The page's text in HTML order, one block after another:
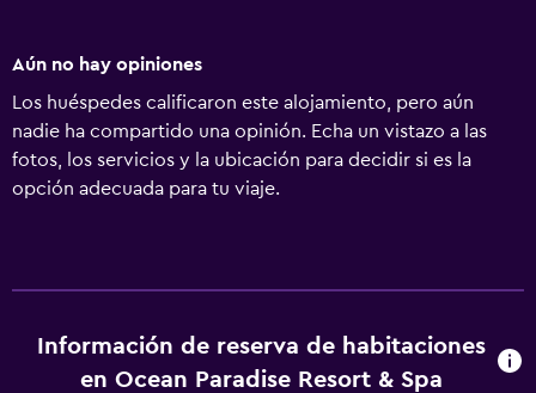
Aún no hay opiniones
Los huéspedes calificaron este alojamiento, pero aún
nadie ha compartido una opinión. Echa un vistazo a las
fotos, los servicios y la ubicación para decidir si es la
opción adecuada para tu viaje.
Información de reserva de habitaciones
en Ocean Paradise Resort & Spa